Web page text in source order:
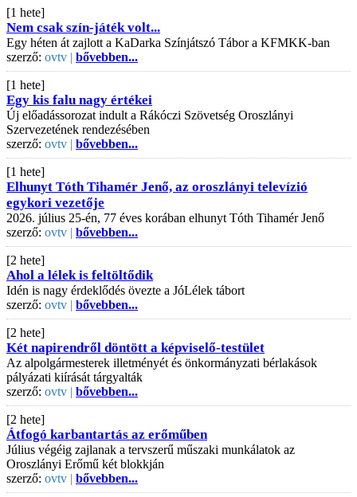
[1 hete]
Nem csak szín-játék volt...
Egy héten át zajlott a KaDarka Színjátszó Tábor a KFMKK-ban
szerző: ovtv | bővebben...
[1 hete]
Egy kis falu nagy értékei
Új előadássorozat indult a Rákóczi Szövetség Oroszlányi
Szervezetének rendezésében
szerző: ovtv | bővebben...
[1 hete]
Elhunyt Tóth Tihamér Jenő, az oroszlányi televízió
egykori vezetője
2026. július 25-én, 77 éves korában elhunyt Tóth Tihamér Jenő
szerző: ovtv | bővebben...
[2 hete]
Ahol a lélek is feltöltődik
Idén is nagy érdeklődés övezte a JóLélek tábort
szerző: ovtv | bővebben...
[2 hete]
Két napirendről döntött a képviselő-testület
Az alpolgármesterek illetményét és önkormányzati bérlakások
pályázati kiírását tárgyalták
szerző: ovtv | bővebben...
[2 hete]
Átfogó karbantartás az erőműben
Július végéig zajlanak a tervszerű műszaki munkálatok az
Oroszlányi Erőmű két blokkján
szerző: ovtv | bővebben...